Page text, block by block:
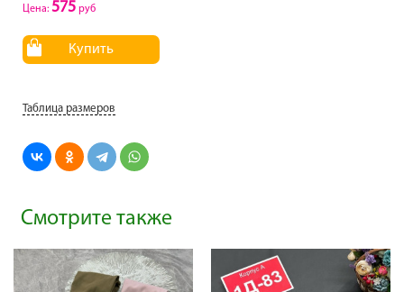
Цена: 575 руб
Купить
Таблица размеров
Смотрите также